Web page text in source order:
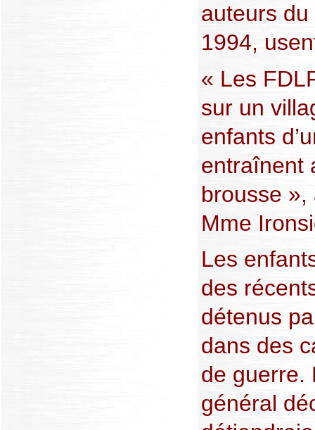
auteurs
1994,
« Les
sur un
enfants
entraînent
brousse »,
Mme
Les
des
détenus
dans des
de guerre.
général